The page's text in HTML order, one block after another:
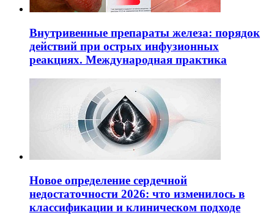
Внутривенные препараты железа: порядок
действий при острых инфузионных
реакциях. Международная практика
Новое определение сердечной
недостаточности 2026: что изменилось в
классификации и клиническом подходе